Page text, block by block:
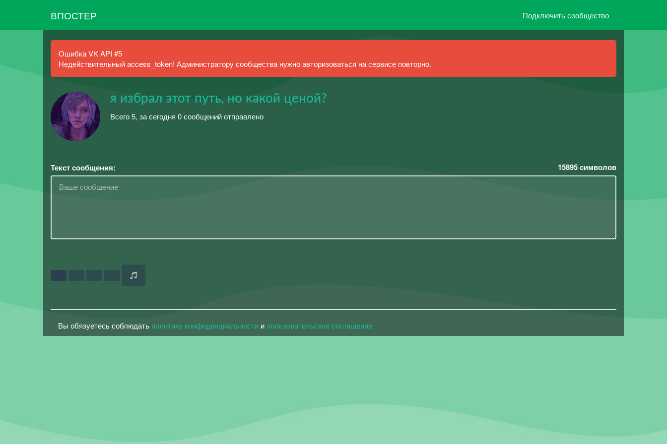
ВПОСТЕР Подключить сообщество
Ошибка VK API #5
Недействительный access_token! Администратору сообщества нужно авторизоваться на сервисе повторно.
я избрал этот путь, но какой ценой?
Всего 5, за сегодня 0 сообщений отправлено
Текст сообщения: 15895символов
Вы обязуетесь соблюдать политику конфиденциальности и пользовательское соглашение